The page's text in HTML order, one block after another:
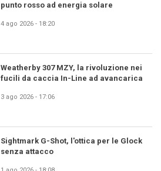
punto rosso ad energia solare
4 ago 2026 - 18:20
Weatherby 307 MZY, la rivoluzione nei
fucili da caccia In-Line ad avancarica
3 ago 2026 - 17:06
Sightmark G-Shot, l'ottica per le Glock
senza attacco